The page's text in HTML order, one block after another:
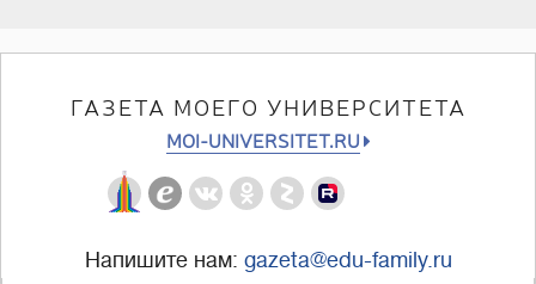
ГАЗЕТА МОЕГО УНИВЕРСИТЕТА
MOI-UNIVERSITET.RU
Напишите нам: gazeta@edu-family.ru